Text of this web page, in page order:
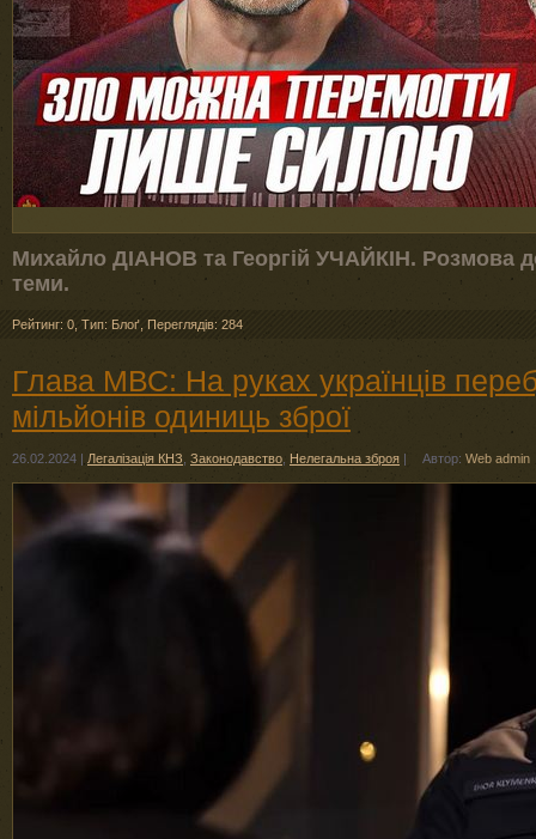
Михайло ДІАНОВ та Георгій УЧАЙКІН. Розмова
теми.
Рейтинг: 0 Тип: Блоґ Переглядів: 284
Глава МВС: На руках українців
мільйонів одиниць зброї
26.02.2024 | Легалізація КНЗ Законодавство Нелегальна зброя | Автор: Web admin